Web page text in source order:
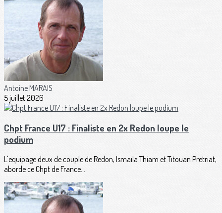
Antoine MARAIS
5 juillet 2026
Chpt France U17 : Finaliste en 2x Redon loupe le
podium
L'equipage deux de couple de Redon, Ismaïla Thiam et Titouan Pretriat,
aborde ce Chpt de France...